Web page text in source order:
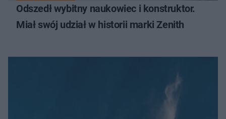
Odszedł wybitny naukowiec i konstruktor.
Miał swój udział w historii marki Zenith